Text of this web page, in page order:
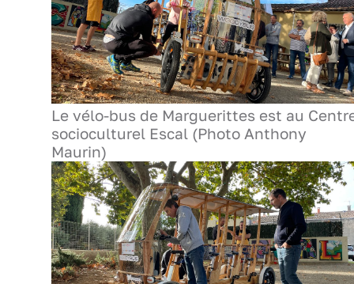
Le vélo-bus de Marguerittes est au
socioculturel Escal (Photo Anthony
Maurin)